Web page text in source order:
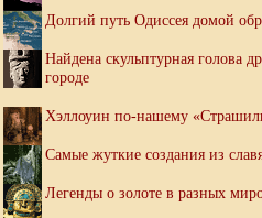
Долгий путь Одиссея домой
Найдена скульптурная голова
городе
Хэллоуин по-нашему
Самые жуткие создания из
Легенды о золоте в разных